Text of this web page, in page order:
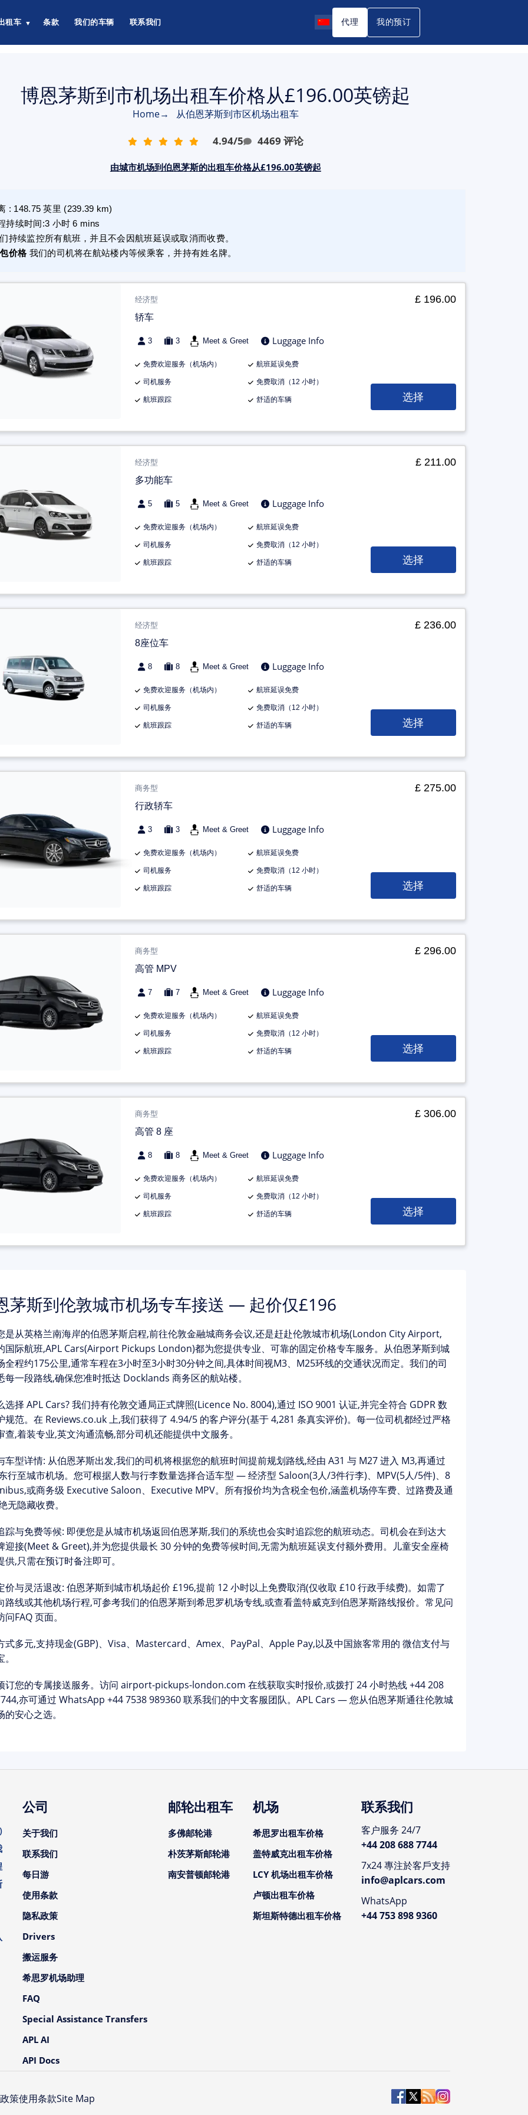
租车 ▼ 条款 我们的车辆 联系我们 代理 我的预订
博恩茅斯到市机场出租车价格从£196.00英镑起
Home→ 从伯恩茅斯到市区机场出租车
4.94/5 4469 评论
由城市机场到伯恩茅斯的出租车价格从£196.00英镑起
: 148.75 英里 (239.39 km)
持续时间:3 小时 6 mins
持续监控所有航班，并且不会因航班延误或取消而收费。
价格 我们的司机将在航站楼内等候乘客，并持有姓名牌。
经济型
轿车
3 3 Meet & Greet Luggage Info
免费欢迎服务（机场内） 航班延误免费
司机服务 免费取消（12 小时）
航班跟踪 舒适的车辆
£ 196.00
选择
经济型
多功能车
5 5 Meet & Greet Luggage Info
免费欢迎服务（机场内） 航班延误免费
司机服务 免费取消（12 小时）
航班跟踪 舒适的车辆
£ 211.00
选择
经济型
8座位车
8 8 Meet & Greet Luggage Info
免费欢迎服务（机场内） 航班延误免费
司机服务 免费取消（12 小时）
航班跟踪 舒适的车辆
£ 236.00
选择
商务型
行政轿车
3 3 Meet & Greet Luggage Info
免费欢迎服务（机场内） 航班延误免费
司机服务 免费取消（12 小时）
航班跟踪 舒适的车辆
£ 275.00
选择
商务型
高管 MPV
7 7 Meet & Greet Luggage Info
免费欢迎服务（机场内） 航班延误免费
司机服务 免费取消（12 小时）
航班跟踪 舒适的车辆
£ 296.00
选择
商务型
高管 8 座
8 8 Meet & Greet Luggage Info
免费欢迎服务（机场内） 航班延误免费
司机服务 免费取消（12 小时）
航班跟踪 舒适的车辆
£ 306.00
选择
茅斯到伦敦城市机场专车接送 — 起价仅£196
是从英格兰南海岸的伯恩茅斯启程,前往伦敦金融城商务会议,还是赶赴伦敦城市机场(London City Airport,
国际航班,APL Cars(Airport Pickups London)都为您提供专业、可靠的固定价格专车服务。从伯恩茅斯到城
全程约175公里,通常车程在3小时至3小时30分钟之间,具体时间视M3、M25环线的交通状况而定。我们的司
每一段路线,确保您准时抵达 Docklands 商务区的航站楼。
选择 APL Cars?我们持有伦敦交通局正式牌照(Licence No. 8004),通过 ISO 9001 认证,并完全符合 GDPR 数
规范。在 Reviews.co.uk 上,我们获得了 4.94/5 的客户评分(基于 4,281 条真实评价)。每一位司机都经过严格
查,着装专业,英文沟通流畅,部分司机还能提供中文服务。
车型详情: 从伯恩茅斯出发,我们的司机将根据您的航班时间提前规划路线,经由 A31 与 M27 进入 M3,再通过
行至城市机场。您可根据人数与行李数量选择合适车型 — 经济型 Saloon(3人/3件行李)、MPV(5人/5件)、8
或商务级 Executive Saloon、Executive MPV。所有报价均为含税全包价,涵盖机场停车费、过路费及通
无隐藏收费。
踪与免费等候: 即便您是从城市机场返回伯恩茅斯,我们的系统也会实时追踪您的航班动态。司机会在到达大
迎接(Meet & Greet),并为您提供最长 30 分钟的免费等候时间,无需为航班延误支付额外费用。儿童安全座椅
供,只需在预订时备注即可。
价与灵活退改: 伯恩茅斯到城市机场起价 £196,提前 12 小时以上免费取消(仅收取 £10 行政手续费)。如需了
路线或其他机场行程,可参考我们的伯恩茅斯到希思罗机场专线,或查看盖特威克到伯恩茅斯路线报价。常见问
问FAQ 页面。
式多元,支持现金(GBP)、Visa、Mastercard、Amex、PayPal、Apple Pay,以及中国旅客常用的 微信支付与
。
订您的专属接送服务。 访问 airport-pickups-london.com 在线获取实时报价,或拨打 24 小时热线+44 208
,亦可通过 WhatsApp +44 7538 989360联系我们的中文客服团队。APL Cars — 您从伯恩茅斯通往伦敦城
的安心之选。
公司
关于我们
联系我们
每日游
使用条款
隐私政策
Drivers
搬运服务
希思罗机场助理
FAQ
Special Assistance Transfers
APL AI
API Docs
邮轮出租车
多佛邮轮港
朴茨茅斯邮轮港
南安普顿邮轮港
机场
希思罗出租车价格
盖特威克出租车价格
LCY 机场出租车价格
卢顿出租车价格
斯坦斯特德出租车价格
联系我们
客户服务 24/7
+44 208 688 7744
7x24 專注於客戶支持
info@aplcars.com
WhatsApp
+44 753 898 9360
策使用条款Site Map